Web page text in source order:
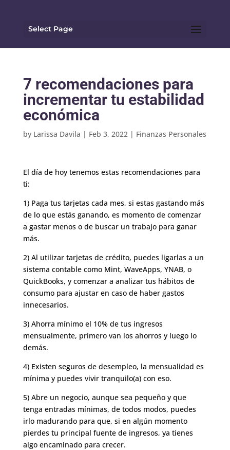
Select Page
7 recomendaciones para
incrementar tu estabilidad
económica
by Larissa Davila | Feb 3, 2022| Finanzas Personales
El día de hoy tenemos estas recomendaciones para
ti:
1) Paga tus tarjetas cada mes, si estas gastando más
de lo que estás ganando, es momento de comenzar
a gastar menos o de buscar un trabajo para ganar
más.
2) Al utilizar tarjetas de crédito, puedes ligarlas a un
sistema contable como Mint, WaveApps, YNAB, o
QuickBooks, y comenzar a analizar tus hábitos de
consumo para ajustar en caso de haber gastos
innecesarios.
3) Ahorra mínimo el 10% de tus ingresos
mensualmente, primero van los ahorros y luego lo
demás.
4) Existen seguros de desempleo, la mensualidad es
mínima y puedes vivir tranquilo(a) con eso.
5) Abre un negocio, aunque sea pequeño y que
tenga entradas mínimas, de todos modos, puedes
irlo madurando para que, si en algún momento
pierdes tu principal fuente de ingresos, ya tienes
algo encaminado para crecer.